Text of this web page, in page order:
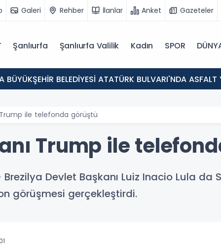
Galeri Rehber İlanlar Anket Gazeteler
Şanlıurfa Şanlıurfa Valilik Kadın SPOR
BÜYÜKŞEHİR BELEDİYESİ ATATÜRK BULVARI'NDA
Trump ile telefonda görüştü
Trump ile
Devlet Başkanı Luiz Inacio Lula da
görüşmesi gerçekleştirdi.